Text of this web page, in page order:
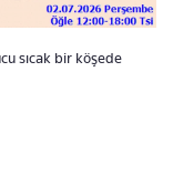
sıcak bir köşede